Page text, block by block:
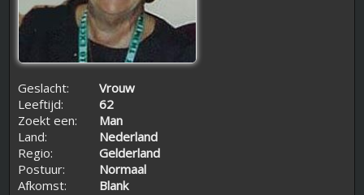
Geslacht:
Vrouw
Leeftijd:
62
Zoekt een:
Man
Land:
Nederland
Regio:
Gelderland
Postuur:
Normaal
Afkomst:
Blank